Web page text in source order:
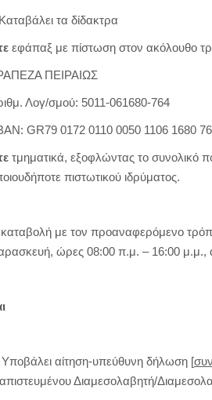
Καταβάλει τα δίδακτρα
εφάπαξ με πίστωση στον ακόλουθο
ΠΕΙΡΑΙΩΣ
Λογ/σμού: 5011-061680-764
GR79 0172 0110 0050 1106 1680
τμηματικά, εξοφλώντας το συνολικό
πιστωτικού ιδρύματος.
με τον προαναφερόμενο
ώρες 08:00 π.μ. – 16:00 μ.μ.,
Υποβάλει αίτηση-υπεύθυνη δήλωση [
Διαμεσολαβητή/